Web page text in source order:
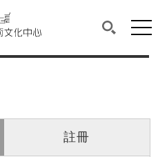
中心
本網站主要連結。
化中心
搜尋(開
網
內容區。
註冊